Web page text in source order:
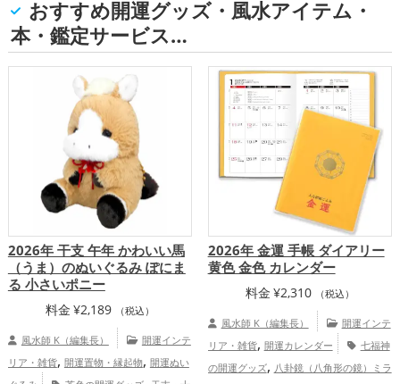
おすすめ開運グッズ・風水アイテム・
本・鑑定サービス…
2026年 干支 午年 かわいい馬
（うま）のぬいぐるみ ぽにま
る 小さいポニー
料金 ¥2,189 （税込）
風水師 K（編集長）
開運インテ
リア・雑貨, 開運置物・縁起物, 開運ぬい
2026年 金運 手帳 ダイアリー
黄色 金色 カレンダー
料金 ¥2,310 （税込）
風水師 K（編集長）
開運インテ
リア・雑貨, 開運カレンダー
七福神
の開運グッズ, 八卦鏡（八角形の鏡）ミラ